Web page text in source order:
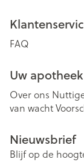
FAQ
Uw apotheek
Over ons
van wacht
Nieuwsbrief
Blijf op de